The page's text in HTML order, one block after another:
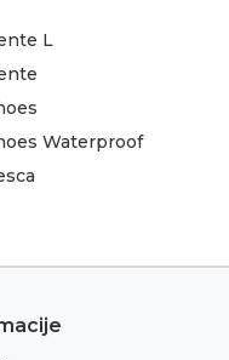
L
Waterproof